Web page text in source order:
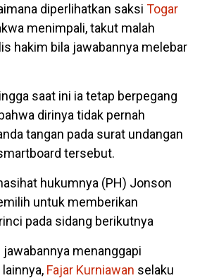
diperlihatkan saksi Togar
menimpali, takut malah
hakim bila jawabannya melebar
saat ini ia tetap berpegang
dirinya tidak pernah
tangan pada surat undangan
tersebut.
hukumnya (PH) Jonson
untuk memberikan
pada sidang berikutnya
menanggapi
Fajar Kurniawan selaku